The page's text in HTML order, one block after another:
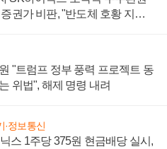
권가 비판, "반도체 호황 지속
"트럼프 정부 풍력 프로젝트 동
위법", 해제 명령 내려
·정보통신
스 1주당 375원 현금배당 실시,